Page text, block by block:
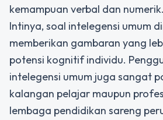
kemampuan verbal dan numerik.
Intinya, soal intelegensi umum
memberikan gambaran yang
potensi kognitif individu.
intelegensi umum juga sangat
kalangan pelajar maupun
lembaga pendidikan sareng